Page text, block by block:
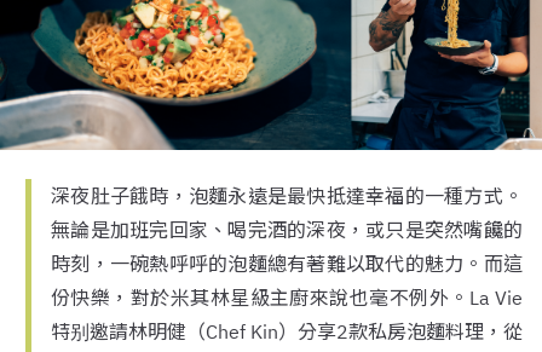
深夜肚子餓時，泡麵永遠是最快抵達幸福的一種方式。
無論是加班完回家、喝完酒的深夜，或只是突然嘴饞的
時刻，一碗熱呼呼的泡麵總有著難以取代的魅力。而這
份快樂，對於米其林星級主廚來說也毫不例外。La Vie
特别邀請林明健（Chef Kin）分享2款私房泡麵料理，從